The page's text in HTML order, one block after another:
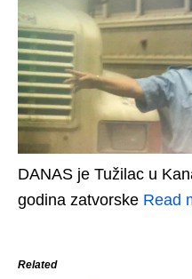
DANAS je Tužilac u
godina zatvorske Read
Related